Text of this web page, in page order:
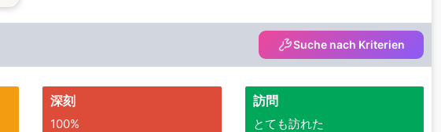
Suche nach Kriterien
深刻
100%
訪問
とても訪れた